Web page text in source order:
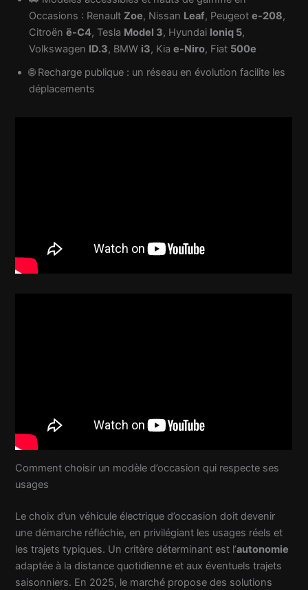
Occasions : RenaultZoe, Nissan Leaf, Peugeote-208,
Citroënë-C4, Tesla Model 3, Hyundai Ioniq 5,
Volkswagen ID.3, BMW i3, Kiae-Niro, Fiat 500e
🌐 Recharge publique : un réseau en évolution facilite les
déplacements
Comment choisir un modèle d’occasion qui respecte ses
usages
Le choix d’un véhicule électrique d’occasion doit devenir
une démarche réfléchie, en privilégiant les usages réels et
les trajets typiques. Un critère déterminant est l’autonomie
adaptée à la distance quotidienne et aux éventuels trajets
saisonniers. En 2025, le marché propose des solutions